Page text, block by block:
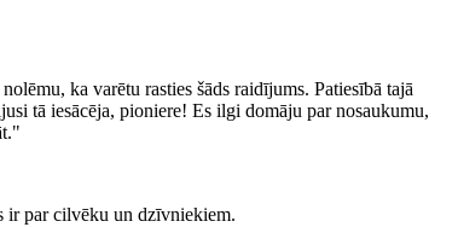
ka varētu rasties šāds raidījums. Patiesībā tajā
tā iesācēja, pioniere! Es ilgi domāju par nosaukumu,
"
ir par cilvēku un dzīvniekiem.